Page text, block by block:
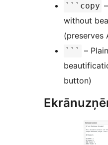
```copy
without
(preserves
```
–
button)